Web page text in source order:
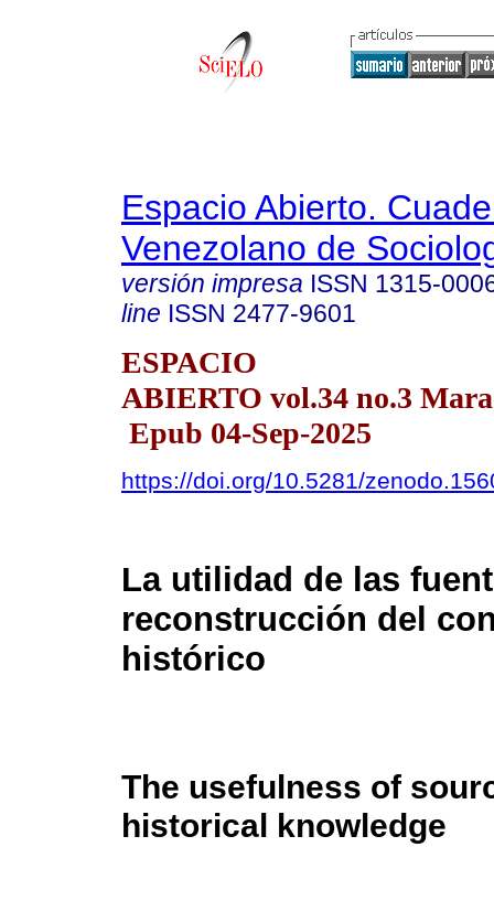
Espacio Abierto.
Venezolano de
versión impresa ISSN 1315-
line ISSN 2477-9601
ESPACIO
ABIERTO vol.34 no.3
Epub 04-Sep-2025
https://doi.org/10.5281/
La utilidad de las
reconstrucción del
histórico
The usefulness of
historical knowledge